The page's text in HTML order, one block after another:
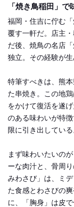
「焼き鳥稲田」
福岡・住吉に佇む
覆す一軒だ。店主
だ後、焼鳥の名店
独立。その経験が
特筆すべきは、熊
た串焼き。この地
をかけて復活を遂
のある味わいが特
限に引き出してい
まず味わいたいの
ーな肉汁と、骨周
みわさび」は、ミ
た食感とわさびの
に、「胸身」は皮